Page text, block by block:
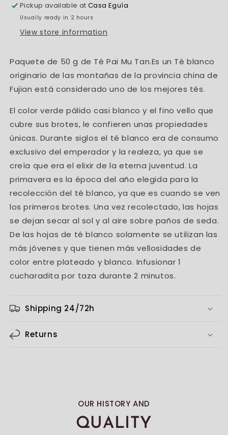
Pickup available atCasa Eguía
Usually ready in 2 hours
View store information
Paquete de 50 g de Té Pai Mu Tan.Es un Té blanco
originario de las montañas de la provincia china de
Fujian está considerado uno de los mejores tés.
El color verde pálido casi blanco y el fino vello que
cubre sus brotes, le confieren unas propiedades
únicas. Durante siglos el té blanco era de consumo
exclusivo del emperador y la realeza, ya que se
creía que era el elixir de la eterna juventud. La
primavera es la época del año elegida para la
recolección del té blanco, ya que es cuando se ven
los primeros brotes. Una vez recolectado, las hojas
se dejan secar al sol y al aire sobre paños de seda.
De las hojas de té blanco solamente se utilizan las
más jóvenes y que tienen más vellosidades de
color entre plateado y blanco. Infusionar 1
cucharadita por taza durante 2 minutos.
Shipping 24/72h
Returns
OUR HISTORY AND
QUALITY